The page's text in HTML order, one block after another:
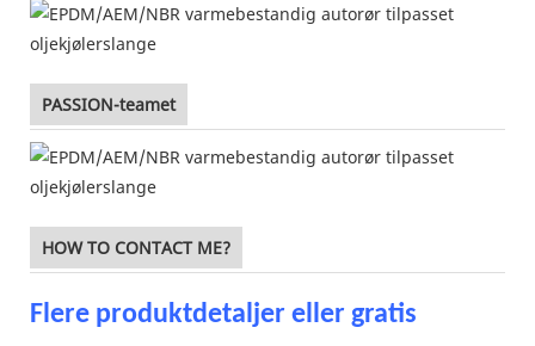
PASSION-teamet
HOW TO CONTACT ME?
Flere produktdetaljer eller gratis